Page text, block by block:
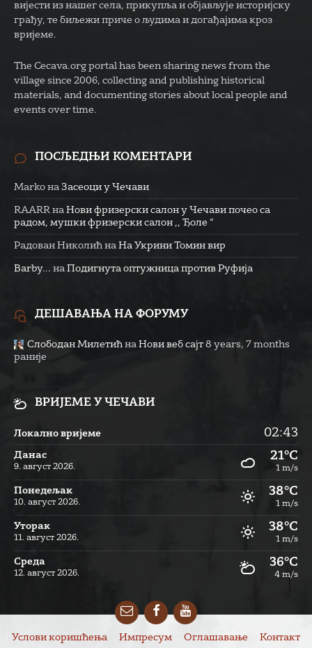
вијести из нашег села, прикупља и објављује историјску
грађу, те биљежи приче о људима и догађајима кроз
вријеме.
The Cecava.org portal has been sharing news from the
village since 2006, collecting and publishing historical
materials, and documenting stories about local people and
events over time.
ПОСЉЕДЊИ КОМЕНТАРИ
Marko на Засеоци у Чечави
RAARR на Нови фризерски салон у Чечави почео са
радом, мушки фризерски салон ,, Ђоле “
Радован Николић на На Укрини Томин вир
Barby... на Подигнута оптужница против Руфија
ДЕШАВАЊА НА ФОРУМУ
Слободан Милетић на Нови веб сајт 8 years, 7 months
раније
ВРИЈЕМЕ У ЧЕЧАВИ
Локално вријеме 02:43
Данас
9. август 2026.
21°C
1 m/s
Понедељак
10. август 2026.
38°C
1 m/s
Уторак
11. август 2026.
38°C
1 m/s
Cреда
12. август 2026.
36°C
4 m/s
EmailFacebookYouTube
Услови коришћења Импресум Оглашавање Контакт